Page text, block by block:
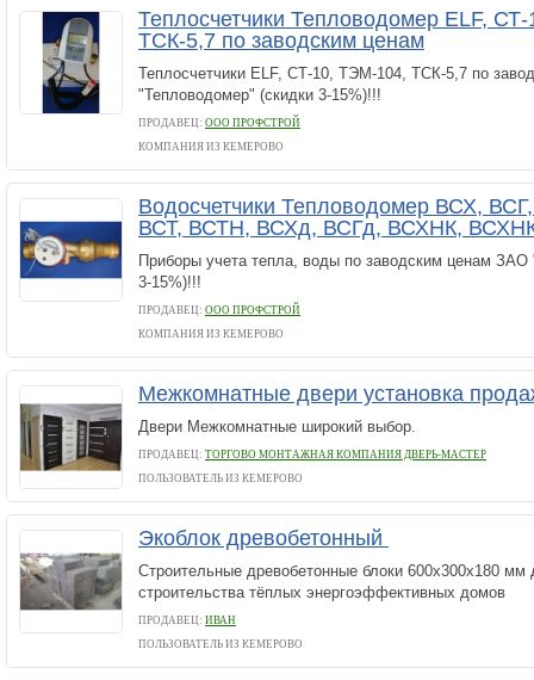
Теплосчетчики Тепловодомер ELF,
ТСК-5,7 по заводским ценам
Теплосчетчики ELF, СТ-10, ТЭМ-104, ТСК-5,7 по
"Тепловодомер" (скидки 3-15%)!!!
ПРОДАВЕЦ: ООО ПРОФСТРОЙ
КОМПАНИЯ ИЗ КЕМЕРОВО
Водосчетчики Тепловодомер ВСХ,
ВСТ, ВСТН, ВСХд, ВСГд, ВСХНК,
Приборы учета тепла, воды по заводским ценам ЗАО
3-15%)!!!
ПРОДАВЕЦ: ООО ПРОФСТРОЙ
КОМПАНИЯ ИЗ КЕМЕРОВО
Межкомнатные двери установка
Двери Межкомнатные широкий выбор.
ПРОДАВЕЦ: ТОРГОВО МОНТАЖНАЯ КОМПАНИЯ ДВЕРЬ-МАСТЕР
ПОЛЬЗОВАТЕЛЬ ИЗ КЕМЕРОВО
Экоблок древобетонный
Строительные древобетонные блоки 600х300х180 мм
строительства тёплых энергоэффективных домов
ПРОДАВЕЦ: ИВАН
ПОЛЬЗОВАТЕЛЬ ИЗ КЕМЕРОВО